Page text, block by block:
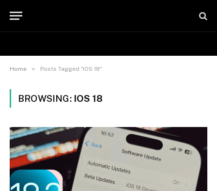
Home » Posts Tagged "iOS 18"
BROWSING: IOS 18